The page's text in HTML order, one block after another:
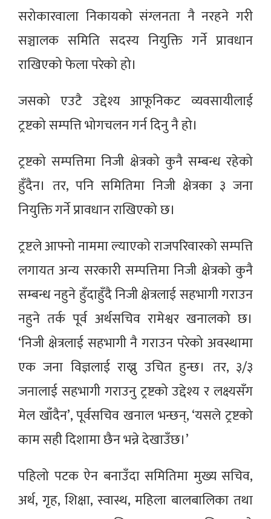
सरोकारवाला निकायको संग्लनता नै नरहने गरी
सञ्चालक समिति सदस्य नियुक्ति गर्ने प्रावधान
राखिएको फेला परेको हो।
जसको एउटै उद्देश्य आफूनिकट व्यवसायीलाई
ट्रष्टको सम्पत्ति भोगचलन गर्न दिनु नै हो।
ट्रष्टको सम्पत्तिमा निजी क्षेत्रको कुनै सम्बन्ध रहेको
हुँदैन। तर, पनि समितिमा निजी क्षेत्रका ३ जना
नियुक्ति गर्ने प्रावधान राखिएको छ।
ट्रष्टले आफ्नो नाममा ल्याएको राजपरिवारको सम्पत्ति
लगायत अन्य सरकारी सम्पत्तिमा निजी क्षेत्रको कुनै
सम्बन्ध नहुने हुँदाहुँदै निजी क्षेत्रलाई सहभागी गराउन
नहुने तर्क पूर्व अर्थसचिव रामेश्वर खनालको छ।
‘निजी क्षेत्रलाई सहभागी नै गराउन परेको अवस्थामा
एक जना विज्ञलाई राख्नु उचित हुन्छ। तर, ३/३
जनालाई सहभागी गराउनु ट्रष्टको उद्देश्य र लक्ष्यसँग
मेल खाँदैन’, पूर्वसचिव खनाल भन्छन्, ‘यसले ट्रष्टको
काम सही दिशामा छैन भन्ने देखाउँछ।’
पहिलो पटक ऐन बनाउँदा समितिमा मुख्य सचिव,
अर्थ, गृह, शिक्षा, स्वास्थ, महिला बालबालिका तथा